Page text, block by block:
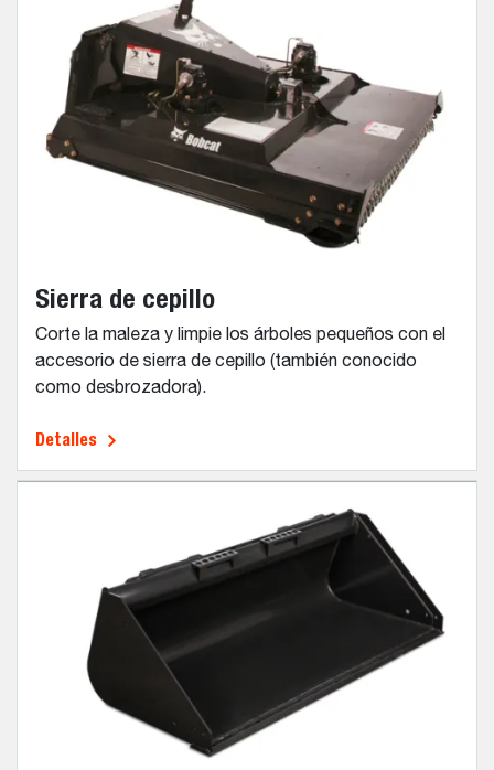
Sierra de cepillo
Corte la maleza y limpie los árboles pequeños con el
accesorio de sierra de cepillo (también conocido
como desbrozadora).
Detalles